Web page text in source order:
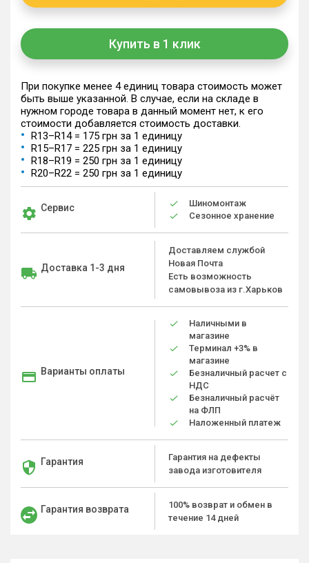
Купить в 1 клик
При покупке менее 4 единиц товара стоимость может
быть выше указанной. В случае, если на складе в
нужном городе товара в данный момент нет, к его
стоимости добавляется стоимость доставки.
R13–R14 = 175 грн за 1 единицу
R15–R17 = 225 грн за 1 единицу
R18–R19 = 250 грн за 1 единицу
R20–R22 = 250 грн за 1 единицу
Сервис
Шиномонтаж
Сезонное хранение
Доставка 1-3 дня
Доставляем службой
Новая Почта
Есть возможность
самовывоза из г.Харьков
Варианты оплаты
Наличными в
магазине
Терминал +3% в
магазине
Безналичный расчет с
НДС
Безналичный расчёт
на ФЛП
Наложенный платеж
Гарантия
Гарантия на дефекты
завода изготовителя
Гарантия возврата
100% возврат и обмен в
течение 14 дней